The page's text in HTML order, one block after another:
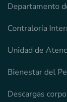
Departamento
Contraloría
Unidad de
Bienestar del
Descargas